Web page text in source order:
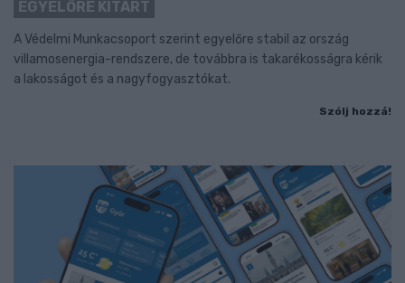
EGYELŐRE KITART
A Védelmi Munkacsoport szerint egyelőre stabil az ország
villamosenergia-rendszere, de továbbra is takarékosságra kérik
a lakosságot és a nagyfogyasztókat.
Szólj hozzá!